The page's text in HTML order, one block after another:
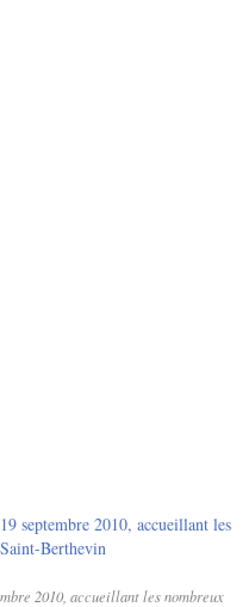
2010, accueillant les nombreux